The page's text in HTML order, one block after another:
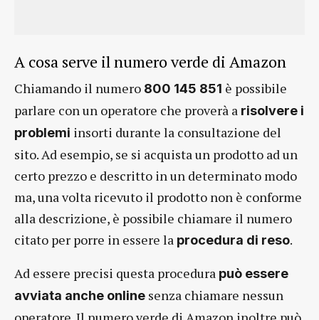
A cosa serve il numero verde di Amazon
Chiamando il numero 800 145 851 è possibile
parlare con un operatore che proverà a risolvere i
problemi insorti durante la consultazione del
sito. Ad esempio, se si acquista un prodotto ad un
certo prezzo e descritto in un determinato modo
ma, una volta ricevuto il prodotto non è conforme
alla descrizione, è possibile chiamare il numero
citato per porre in essere la procedura di reso.
Ad essere precisi questa procedura può essere
avviata anche online senza chiamare nessun